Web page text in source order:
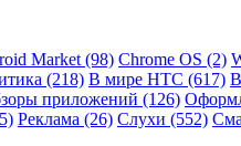
Market (98) Chrome OS (2)
(218) В мире HTC (617)
приложений (126)
Реклама (26) Слухи (552)